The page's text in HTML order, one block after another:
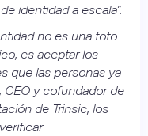
identidad a escala”.
no es una foto
es aceptar los
que las personas ya
CEO y cofundador de
de Trinsic, los